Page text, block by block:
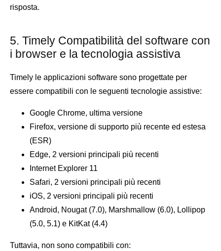
risposta.
5. Timely Compatibilità del software con
i browser e la tecnologia assistiva
Timely le applicazioni software sono progettate per
essere compatibili con le seguenti tecnologie assistive:
Google Chrome, ultima versione
Firefox, versione di supporto più recente ed estesa
(ESR)
Edge, 2 versioni principali più recenti
Internet Explorer 11
Safari, 2 versioni principali più recenti
iOS, 2 versioni principali più recenti
Android, Nougat (7.0), Marshmallow (6.0), Lollipop
(5.0, 5.1) e KitKat (4.4)
Tuttavia, non sono compatibili con: